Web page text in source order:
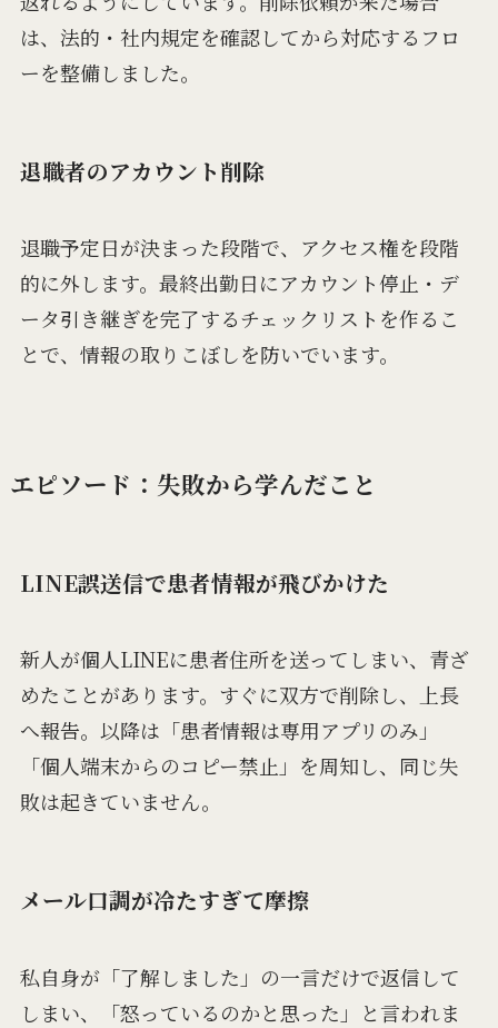
は、法的・社内規定を確認してから対応するフロ
ーを整備しました。
退職者のアカウント削除
退職予定日が決まった段階で、アクセス権を段階
的に外します。最終出勤日にアカウント停止・デ
ータ引き継ぎを完了するチェックリストを作るこ
とで、情報の取りこぼしを防いでいます。
エピソード：失敗から学んだこと
LINE誤送信で患者情報が飛びかけた
新人が個人LINEに患者住所を送ってしまい、青ざ
めたことがあります。すぐに双方で削除し、上長
へ報告。以降は「患者情報は専用アプリのみ」
「個人端末からのコピー禁止」を周知し、同じ失
敗は起きていません。
メール口調が冷たすぎて摩擦
私自身が「了解しました」の一言だけで返信して
しまい、「怒っているのかと思った」と言われま